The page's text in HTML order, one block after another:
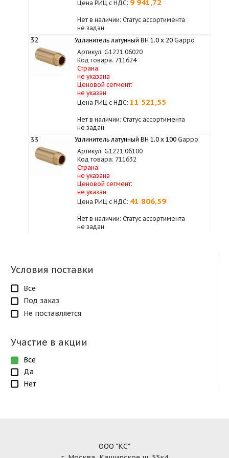
Условия поставки
Все
Под заказ
Не поставляется
Участие в акции
Все
Да
Нет
Цена РИЦ с НДС: 9 941,72
Нет в наличии: Статус ассортимента
не задан
32 Удлинитель латунный ВН 1.0 х 20Gappo
Артикул: G1221.06020
Код товара: 711624
Страна:
не указана
Ценовой сегмент:
не указан
Цена РИЦ с НДС: 11 521,55
Нет в наличии: Статус ассортимента
не задан
33 Удлинитель латунный ВН 1.0 х 100Gappo
Артикул: G1221.06100
Код товара: 711632
Страна:
не указана
Ценовой сегмент:
не указан
Цена РИЦ с НДС: 41 806,59
Нет в наличии: Статус ассортимента
не задан
ООО "КС"